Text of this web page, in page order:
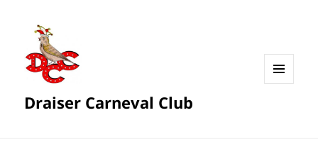
Draiser Carneval Club